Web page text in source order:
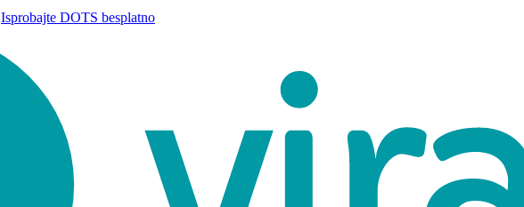
Isprobajte DOTS besplatno